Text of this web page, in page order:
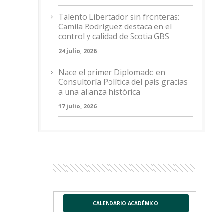
Talento Libertador sin fronteras:
Camila Rodríguez destaca en el
control y calidad de Scotia GBS
24 julio, 2026
Nace el primer Diplomado en
Consultoría Política del país gracias
a una alianza histórica
17 julio, 2026